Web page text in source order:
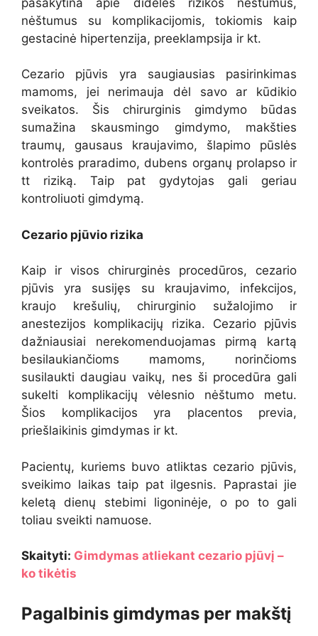
nėštumus su komplikacijomis, tokiomis kaip
gestacinė hipertenzija, preeklampsija ir kt.
Cezario pjūvis yra saugiausias pasirinkimas
mamoms, jei nerimauja dėl savo ar kūdikio
sveikatos. Šis chirurginis gimdymo būdas
sumažina skausmingo gimdymo, makšties
traumų, gausaus kraujavimo, šlapimo pūslės
kontrolės praradimo, dubens organų prolapso ir
tt riziką. Taip pat gydytojas gali geriau
kontroliuoti gimdymą.
Cezario pjūvio rizika
Kaip ir visos chirurginės procedūros, cezario
pjūvis yra susijęs su kraujavimo, infekcijos,
kraujo krešulių, chirurginio sužalojimo ir
anestezijos komplikacijų rizika. Cezario pjūvis
dažniausiai nerekomenduojamas pirmą kartą
besilaukiančioms mamoms, norinčioms
susilaukti daugiau vaikų, nes ši procedūra gali
sukelti komplikacijų vėlesnio nėštumo metu.
Šios komplikacijos yra placentos previa,
priešlaikinis gimdymas ir kt.
Pacientų, kuriems buvo atliktas cezario pjūvis,
sveikimo laikas taip pat ilgesnis. Paprastai jie
keletą dienų stebimi ligoninėje, o po to gali
toliau sveikti namuose.
Skaityti: Gimdymas atliekant cezario pjūvį –
ko tikėtis
Pagalbinis gimdymas per makštį